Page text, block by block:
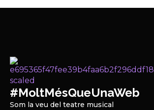
#MoltMésQueUnaWeb
Som la veu del teatre musical